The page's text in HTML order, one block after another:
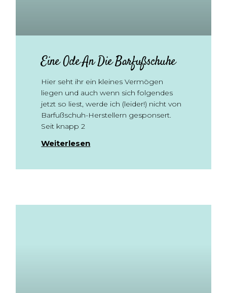
Eine Ode An Die Barfußschuhe
Hier seht ihr ein kleines Vermögen
liegen und auch wenn sich folgendes
jetzt so liest, werde ich (leider!) nicht von
Barfußschuh-Herstellern gesponsert.
Seit knapp 2
Weiterlesen